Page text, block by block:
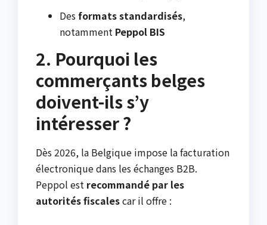
Des formats standardisés,
notamment Peppol BIS
2. Pourquoi les
commerçants belges
doivent-ils s’y
intéresser ?
Dès 2026, la Belgique impose la facturation
électronique dans les échanges B2B.
Peppol est recommandé par les
autorités fiscalescar il offre :